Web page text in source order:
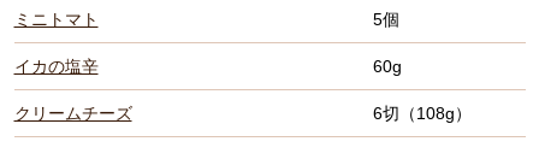
ミニトマト 5個
イカの塩辛 60g
クリームチーズ 6切（108g）